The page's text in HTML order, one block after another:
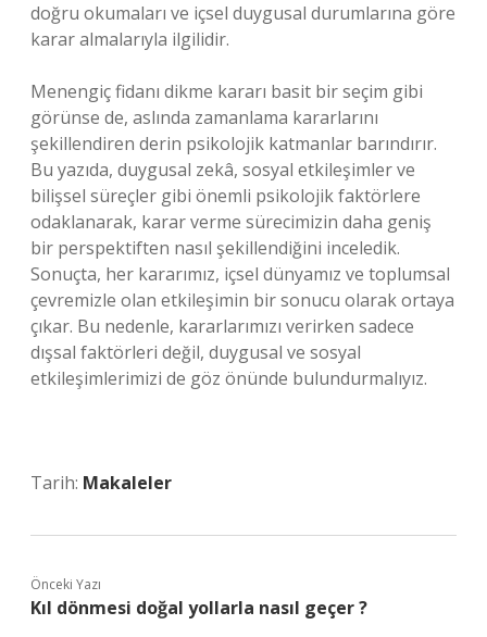
doğru okumaları ve içsel duygusal durumlarına göre
karar almalarıyla ilgilidir.
Menengiç fidanı dikme kararı basit bir seçim gibi
görünse de, aslında zamanlama kararlarını
şekillendiren derin psikolojik katmanlar barındırır.
Bu yazıda, duygusal zekâ, sosyal etkileşimler ve
bilişsel süreçler gibi önemli psikolojik faktörlere
odaklanarak, karar verme sürecimizin daha geniş
bir perspektiften nasıl şekillendiğini inceledik.
Sonuçta, her kararımız, içsel dünyamız ve toplumsal
çevremizle olan etkileşimin bir sonucu olarak ortaya
çıkar. Bu nedenle, kararlarımızı verirken sadece
dışsal faktörleri değil, duygusal ve sosyal
etkileşimlerimizi de göz önünde bulundurmalıyız.
Tarih: Makaleler
Önceki Yazı
Kıl dönmesi doğal yollarla nasıl geçer ?